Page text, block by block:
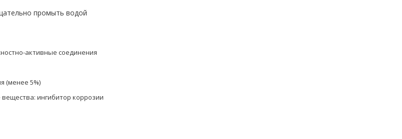
промыть водой
активные соединения
(менее 5%)
ингибитор коррозии